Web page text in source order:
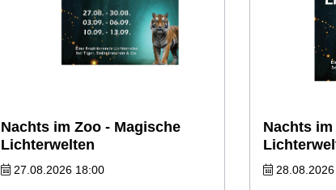
Nachts im Zoo - Magische
Lichterwelten
27.08.2026 18:00
Nachts
28.08.2026